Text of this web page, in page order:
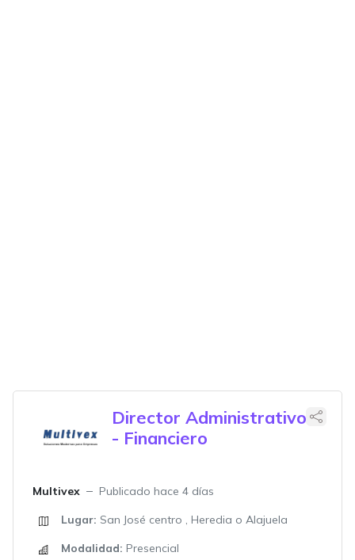
Director Administrativo
- Financiero
Multivex
Publicado hace 4 días
Lugar: San José centro , Heredia o Alajuela
Modalidad: Presencial